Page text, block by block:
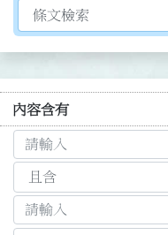
切換選擇法規資訊內容
內容含有